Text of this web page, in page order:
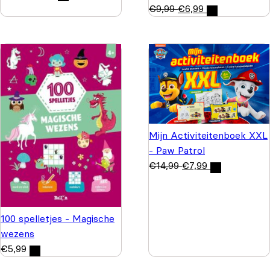
€9,99 €6,99
100 spelletjes - Magische
wezens
€5,99
Mijn Activiteitenboek XXL
- Paw Patrol
€14,99 €7,99